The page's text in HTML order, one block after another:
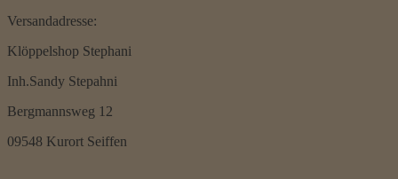
Versandadresse:
Klöppelshop Stephani
Inh.Sandy Stepahni
Bergmannsweg 12
09548 Kurort Seiffen